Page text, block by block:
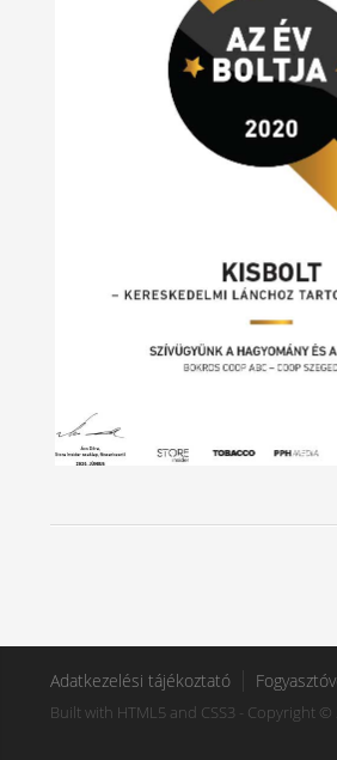
Adatkezelési tájékoztató
Built with HTML5 and CSS3 - Copyright